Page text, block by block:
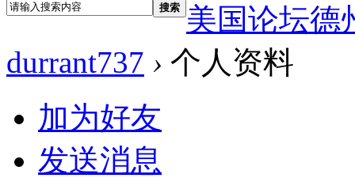
搜索
美国论坛德
durrant737 › 个人资料
加为好友
发送消息